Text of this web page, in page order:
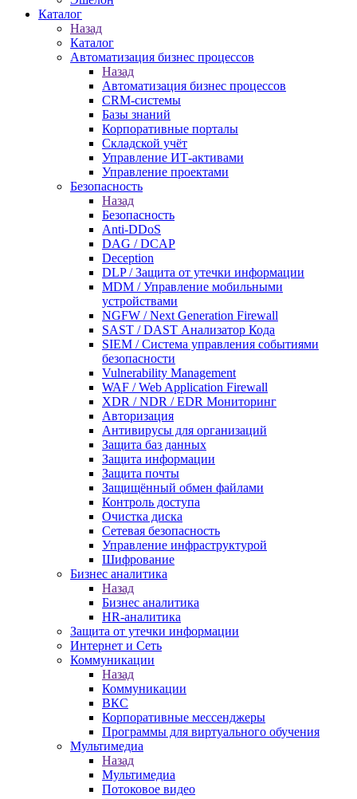
Каталог
Назад
Каталог
Автоматизация бизнес процессов
Назад
Автоматизация бизнес процессов
CRM-системы
Базы знаний
Корпоративные порталы
Складской учёт
Управление ИТ-активами
Управление проектами
Безопасность
Назад
Безопасность
Anti-DDoS
DAG / DCAP
Deception
DLP / Защита от утечки информации
MDM / Управление мобильными
устройствами
NGFW / Next Generation Firewall
SAST / DAST Анализатор Кода
SIEM / Система управления событиями
безопасности
Vulnerability Management
WAF / Web Application Firewall
XDR / NDR / EDR Мониторинг
Авторизация
Антивирусы для организаций
Защита баз данных
Защита информации
Защита почты
Защищённый обмен файлами
Контроль доступа
Очистка диска
Сетевая безопасность
Управление инфраструктурой
Шифрование
Бизнес аналитика
Назад
Бизнес аналитика
HR-аналитика
Защита от утечки информации
Интернет и Сеть
Коммуникации
Назад
Коммуникации
ВКС
Корпоративные мессенджеры
Программы для виртуального обучения
Мультимедиа
Назад
Мультимедиа
Потоковое видео